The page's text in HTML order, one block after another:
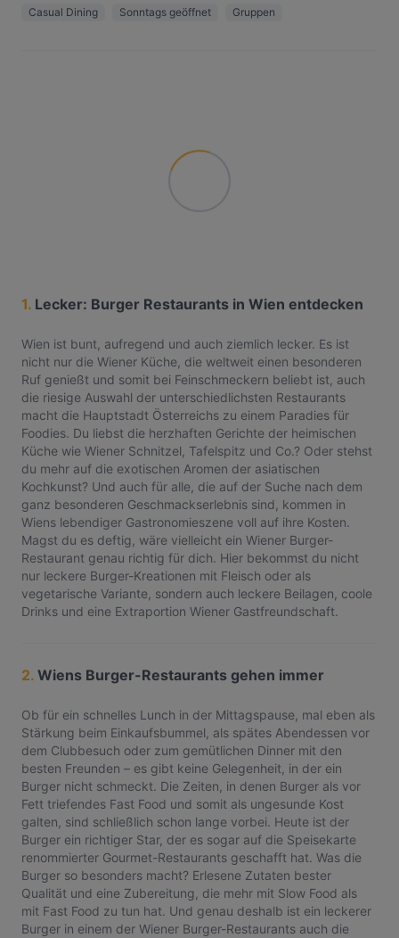
Casual Dining Sonntags geöffnet Gruppen
1. Lecker: Burger Restaurants in Wien entdecken
Wien ist bunt, aufregend und auch ziemlich lecker. Es ist
nicht nur die Wiener Küche, die weltweit einen besonderen
Ruf genießt und somit bei Feinschmeckern beliebt ist, auch
die riesige Auswahl der unterschiedlichsten Restaurants
macht die Hauptstadt Österreichs zu einem Paradies für
Foodies. Du liebst die herzhaften Gerichte der heimischen
Küche wie Wiener Schnitzel, Tafelspitz und Co.? Oder stehst
du mehr auf die exotischen Aromen der asiatischen
Kochkunst? Und auch für alle, die auf der Suche nach dem
ganz besonderen Geschmackserlebnis sind, kommen in
Wiens lebendiger Gastronomieszene voll auf ihre Kosten.
Magst du es deftig, wäre vielleicht ein Wiener Burger-
Restaurant genau richtig für dich. Hier bekommst du nicht
nur leckere Burger-Kreationen mit Fleisch oder als
vegetarische Variante, sondern auch leckere Beilagen, coole
Drinks und eine Extraportion Wiener Gastfreundschaft.
2. Wiens Burger-Restaurants gehen immer
Ob für ein schnelles Lunch in der Mittagspause, mal eben als
Stärkung beim Einkaufsbummel, als spätes Abendessen vor
dem Clubbesuch oder zum gemütlichen Dinner mit den
besten Freunden – es gibt keine Gelegenheit, in der ein
Burger nicht schmeckt. Die Zeiten, in denen Burger als vor
Fett triefendes Fast Food und somit als ungesunde Kost
galten, sind schließlich schon lange vorbei. Heute ist der
Burger ein richtiger Star, der es sogar auf die Speisekarte
renommierter Gourmet-Restaurants geschafft hat. Was die
Burger so besonders macht? Erlesene Zutaten bester
Qualität und eine Zubereitung, die mehr mit Slow Food als
mit Fast Food zu tun hat. Und genau deshalb ist ein leckerer
Burger in einem der Wiener Burger-Restaurants auch die